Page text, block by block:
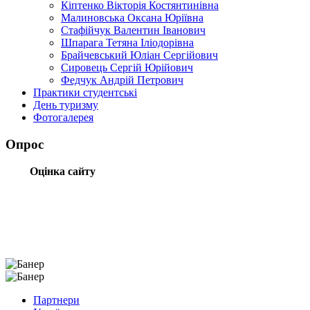
Кіптенко Вікторія Костянтинівна
Малиновська Оксана Юріївна
Стафійчук Валентин Іванович
Шпарага Тетяна Іліодорівна
Брайчевський Юліан Сергійович
Сировець Сергій Юрійович
Федчук Андрій Петрович
Практики студентські
День туризму
Фотогалерея
Опрос
Оцінка сайту
Партнери